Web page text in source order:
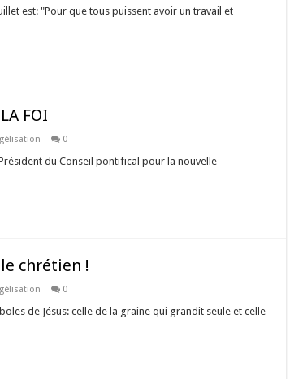
est: "Pour que tous puissent avoir un travail et
FOI
0
du Conseil pontifical pour la nouvelle
chrétien !
0
de Jésus: celle de la graine qui grandit seule et celle